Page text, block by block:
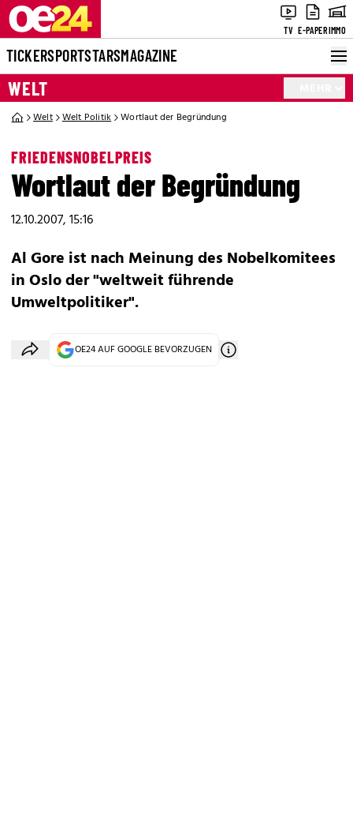
TV E-PAPERIMMO
TICKERSPORTSTARSMAGAZINE
WELT
Welt Welt Politik Wortlaut der Begründung
FRIEDENSNOBELPREIS
Wortlaut der Begründung
12.10.2007, 15:16
Al Gore ist nach Meinung des Nobelkomitees
in Oslo der "weltweit führende
Umweltpolitiker".
OE24 AUF GOOGLE BEVORZUGEN